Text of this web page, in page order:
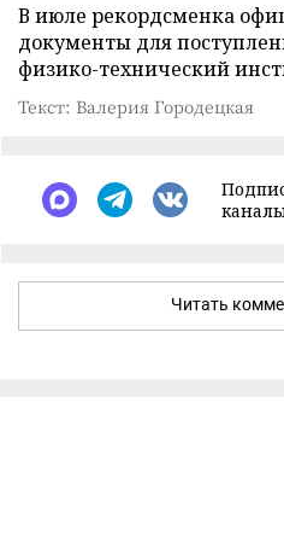
В июле рекордсменка
документы для
физико-технический
Текст: Валерия Городецкая
Читать